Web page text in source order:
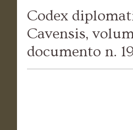
Codex
Cavensis,
documento n.